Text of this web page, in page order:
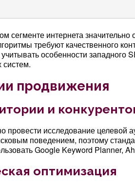
сегменте интернета значительно
требуют качественного
особенности западного
продвижения
и
исследование целевой
поведением, поэтому
Google Keyword Planner,
оптимизация